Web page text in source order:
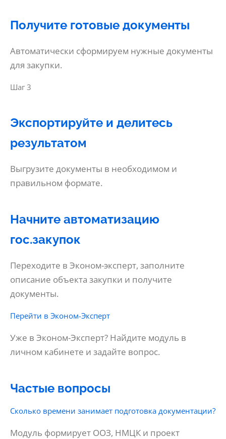
Получите готовые документы
Автоматически сформируем нужные документы
для закупки.
Шаг 3
Экспортируйте и делитесь
результатом
Выгрузите документы в необходимом и
правильном формате.
Начните автоматизацию
гос.закупок
Переходите в Эконом-эксперт, заполните
описание объекта закупки и получите
документы.
Перейти в Эконом-Эксперт
Уже в Эконом-Эксперт? Найдите модуль в
личном кабинете и задайте вопрос.
Частые вопросы
Сколько времени занимает подготовка документации?
Модуль формирует ООЗ, НМЦК и проект